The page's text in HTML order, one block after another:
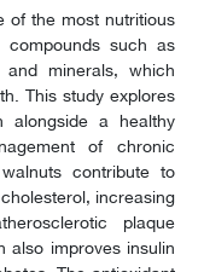
of the most nutritious
such as
minerals, which
This study explores
alongside a healthy
of chronic
contribute to
increasing
plaque
also improves insulin